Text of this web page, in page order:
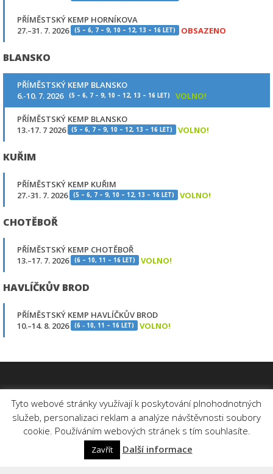
PŘÍMĚSTSKÝ KEMP HORNÍKOVA
27.–31. 7. 2026
(5 – 6, 7 – 9, 10 – 12, 13 – 16 LET) OBSAZENO
BLANSKO
PŘÍMĚSTSKÝ KEMP BLANSKO
6.-10. 7. 2026
(5 – 6, 7 – 9, 10 – 12, 13 – 16 LET) VOLNO!
PŘÍMĚSTSKÝ KEMP BLANSKO
13.-17. 7 2026
(5 – 6, 7 – 9, 10 – 12, 13 – 16 LET) VOLNO!
KUŘIM
PŘÍMĚSTSKÝ KEMP KUŘIM
27.-31. 7. 2026
(5 – 6, 7 – 9, 10 – 12, 13 – 16 LET) VOLNO!
CHOTĚBOŘ
PŘÍMĚSTSKÝ KEMP CHOTĚBOŘ
13.–17. 7. 2026
(6 – 10, 11 – 16 LET) VOLNO!
HAVLÍČKŮV BROD
PŘÍMĚSTSKÝ KEMP HAVLÍČKŮV BROD
10.–14. 8. 2026
(6 - 10, 11 – 16 LET) VOLNO!
Tyto webové stránky využívají k poskytování plnohodnotných
služeb, personalizaci reklam a analýze návštěvnosti soubory
cookie. Používáním webových stránek s tím souhlasíte.
Zavřít Další informace